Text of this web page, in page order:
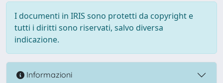
I documenti in IRIS sono protetti da copyright e
tutti i diritti sono riservati, salvo diversa
indicazione.
Informazioni